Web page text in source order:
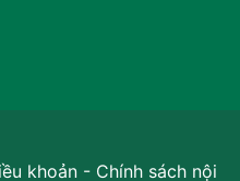
khoản - Chính sách nội